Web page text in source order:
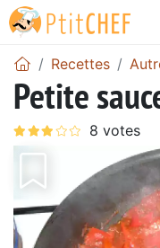
Recettes
Petite